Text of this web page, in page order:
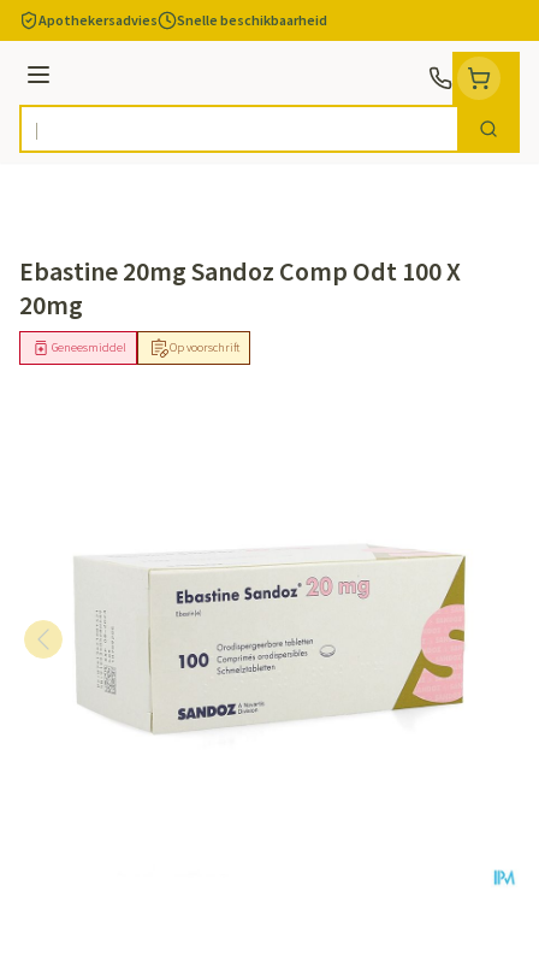
Ga naar de inhoud
Apothekersadvies Snelle beschikbaarheid
Menu
Product, merk, categorie... Zoek
Ebastine 20mg Sandoz Comp Odt 100 X
20mg
Op voorschrift
Geneesmiddel